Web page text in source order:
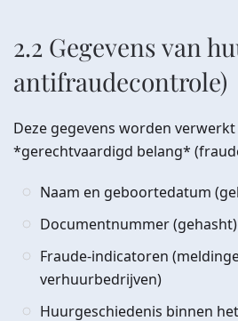
2.2 Gegevens van
antifraudecontrole)
Deze gegevens worden
*gerechtvaardigd belang*
Naam en geboortedatum
Documentnummer (gehasht)
Fraude-indicatoren
verhuurbedrijven)
Huurgeschiedenis binnen